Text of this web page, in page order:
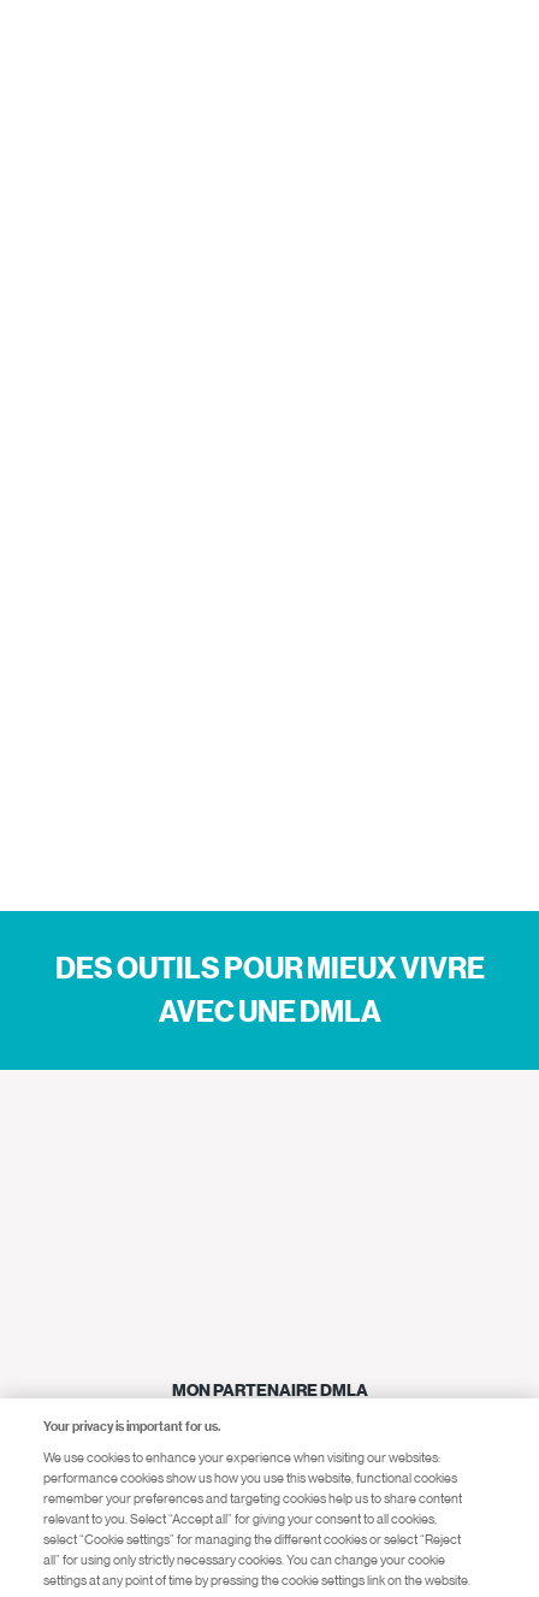
DES OUTILS POUR MIEUX VIVRE
AVEC UNE DMLA
MON PARTENAIRE DMLA
Le livret pour accompagner et suivre votre DMLA.
Télécharger le livret
Your privacy is important for us.
We use cookies to enhance your experience when visiting our websites:
performance cookies show us how you use this website, functional cookies
remember your preferences and targeting cookies help us to share content
relevant to you. Select “Accept all” for giving your consent to all cookies,
select “Cookie settings” for managing the different cookies or select “Reject
all” for using only strictly necessary cookies. You can change your cookie
settings at any point of time by pressing the cookie settings link on the website.